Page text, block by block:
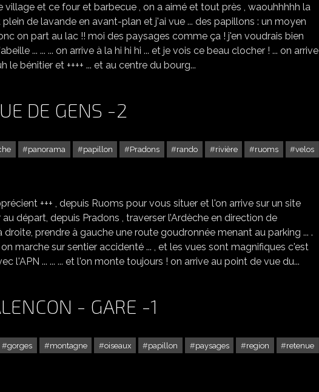
et ce four et barbecue , on a aimé et tout près , waouhhhhh la
de lavande en avant-plan et j'ai vue ... des papillons : un moyen
on part au lac !! moi des paysages comme ça ! j'en voudrais bien
... ... ... on arrive à la hi hi hi ... et je vois ce beau clocher ! ... on arrive
bénitier et ++++ ... et au centre du bourg...
DE GENS -2
panorama papillon Pradons rando rivière ruoms
velos
+++ , depuis Ruoms pour vous situer et l'on arrive sur un site
départ, depuis Pradons , traverser l’Ardèche en direction de
prendre à gauche une route goudronnée menant au parking ... .
on marche sur sentier accidenté ... , et les vues sont magnifiques c'est
l'APN ... ... ... et l'on monte toujours ! on arrive au point de vue du...
- GARE -1
gorges montagne oiseaux papillon paysages region
retenue